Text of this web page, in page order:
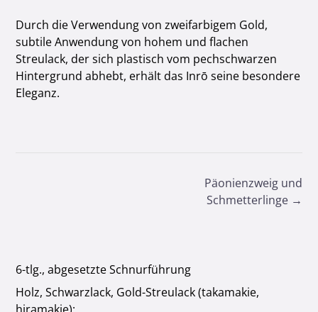
Durch die Verwendung von zweifarbigem Gold,
subtile Anwendung von hohem und flachen
Streulack, der sich plastisch vom pechschwarzen
Hintergrund abhebt, erhält das Inrō seine besondere
Eleganz.
Päonienzweig und
Schmetterlinge →
6-tlg., abgesetzte Schnurführung
Holz, Schwarzlack, Gold-Streulack (takamakie,